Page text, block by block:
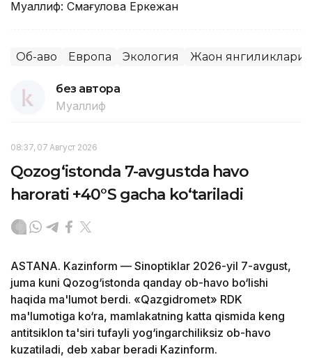
Муаллиф: Смағулова Еркежан
Об-ҳаво Европа Экология Жаҳон янгиликлари
без автора
Муаллиф
08:37, 07 Август 2026
Qozog‘istonda 7-avgustda havo
harorati +40°S gacha ko‘tariladi
ASTANA. Kazinform — Sinoptiklar 2026-yil 7-avgust,
juma kuni Qozog‘istonda qanday ob-havo bo‘lishi
haqida ma'lumot berdi. «Qazgidromet» RDK
ma'lumotiga ko‘ra, mamlakatning katta qismida keng
antitsiklon ta'siri tufayli yog‘ingarchiliksiz ob-havo
kuzatiladi, deb xabar beradi Kazinform.